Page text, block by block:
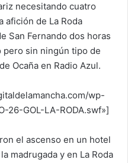
necesitando cuatro
afición de La Roda
San Fernando dos horas
pero sin ningún tipo de
Ocaña en Radio Azul.
wp-
26-GOL-LA-RODA.swf»]
el ascenso en un hotel
madrugada y en La Roda